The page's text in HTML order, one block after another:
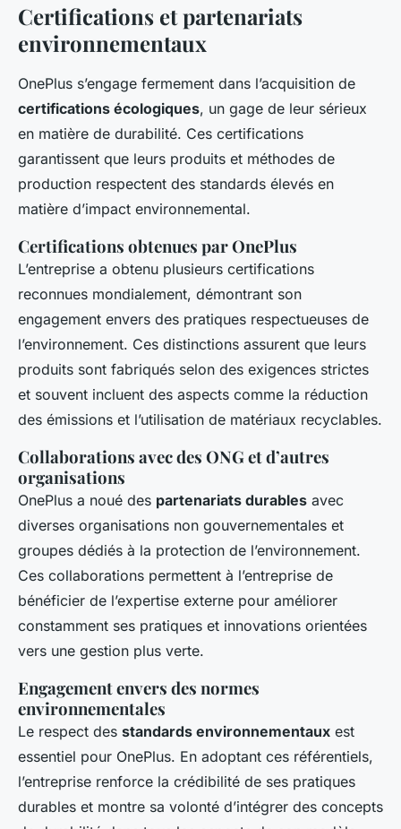
Certifications et partenariats
environnementaux
OnePlus s’engage fermement dans l’acquisition de
certifications écologiques, un gage de leur sérieux
en matière de durabilité. Ces certifications
garantissent que leurs produits et méthodes de
production respectent des standards élevés en
matière d’impact environnemental.
Certifications obtenues par OnePlus
L’entreprise a obtenu plusieurs certifications
reconnues mondialement, démontrant son
engagement envers des pratiques respectueuses de
l’environnement. Ces distinctions assurent que leurs
produits sont fabriqués selon des exigences strictes
et souvent incluent des aspects comme la réduction
des émissions et l’utilisation de matériaux recyclables.
Collaborations avec des ONG et d’autres
organisations
OnePlus a noué des partenariats durables avec
diverses organisations non gouvernementales et
groupes dédiés à la protection de l’environnement.
Ces collaborations permettent à l’entreprise de
bénéficier de l’expertise externe pour améliorer
constamment ses pratiques et innovations orientées
vers une gestion plus verte.
Engagement envers des normes
environnementales
Le respect des standards environnementaux est
essentiel pour OnePlus. En adoptant ces référentiels,
l’entreprise renforce la crédibilité de ses pratiques
durables et montre sa volonté d’intégrer des concepts